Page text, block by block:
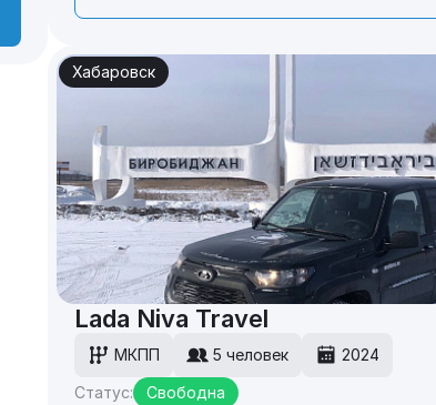
Хабаровск
Lada Niva Travel
МКПП 5 человек
2024
Статус:
Свободна